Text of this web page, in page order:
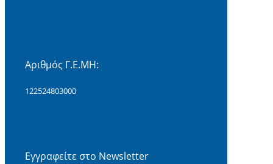
Αριθμός Γ.Ε.ΜΗ:
122524803000
Εγγραφείτε στο Newsletter